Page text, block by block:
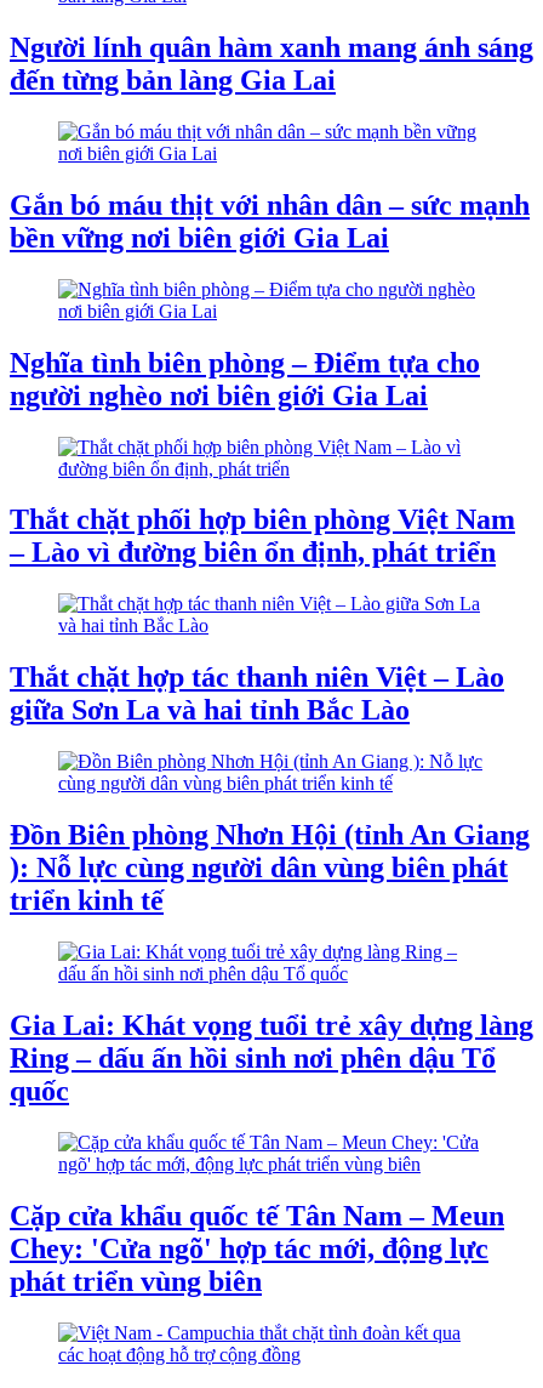
Người lính quân hàm xanh mang ánh sáng
đến từng bản làng Gia Lai
Gắn bó máu thịt với nhân dân – sức mạnh
bền vững nơi biên giới Gia Lai
Nghĩa tình biên phòng – Điểm tựa cho
người nghèo nơi biên giới Gia Lai
Thắt chặt phối hợp biên phòng Việt Nam
– Lào vì đường biên ổn định, phát triển
Thắt chặt hợp tác thanh niên Việt – Lào
giữa Sơn La và hai tỉnh Bắc Lào
Đồn Biên phòng Nhơn Hội (tỉnh An Giang
): Nỗ lực cùng người dân vùng biên phát
triển kinh tế
Gia Lai: Khát vọng tuổi trẻ xây dựng làng
Ring – dấu ấn hồi sinh nơi phên dậu Tổ
quốc
Cặp cửa khẩu quốc tế Tân Nam – Meun
Chey: 'Cửa ngõ' hợp tác mới, động lực
phát triển vùng biên